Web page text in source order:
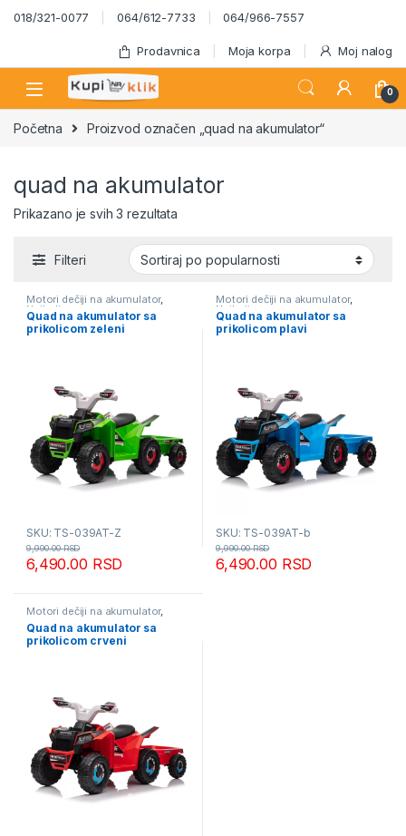
Skip to navigation
Skip to content
018/321-0077 064/612-7733 064/966-7557
Prodavnica Moja korpa Moj nalog
0
Početna Proizvod označen „quad na akumulator“
quad na akumulator
Prikazano je svih 3 rezultataSortirano po popularnosti
Filteri
Motori dečiji na akumulator,
Najbolja cena
Quad na akumulator sa
prikolicom zeleni
SKU: TS-039AT-Z
6,490.00 RSD
9,990.00RSD
Motori dečiji na akumulator,
Najbolja cena
Quad na akumulator sa
prikolicom plavi
SKU: TS-039AT-b
6,490.00 RSD
9,990.00RSD
Motori dečiji na akumulator,
Najbolja cena
Quad na akumulator sa
prikolicom crveni